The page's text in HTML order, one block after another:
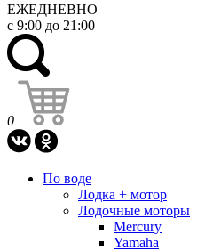
ЕЖЕДНЕВНО
с 9:00 до 21:00
0
По воде
Лодка + мотор
Лодочные моторы
Mercury
Yamaha